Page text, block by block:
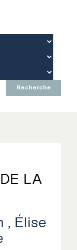
Recherche
LA
Élise